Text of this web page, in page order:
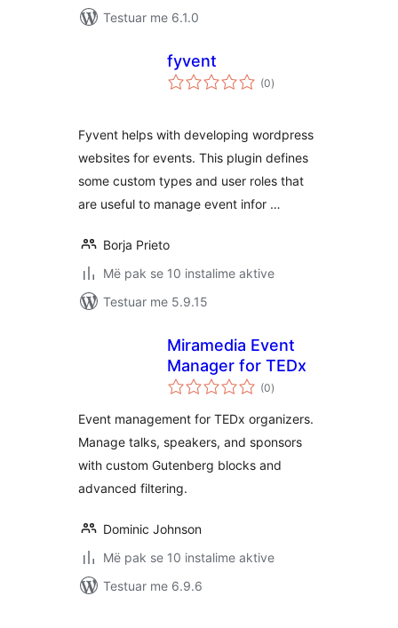
Testuar me 6.1.0
fyvent
(0vlerësime
gjithsej
)
Fyvent helps with developing wordpress
websites for events. This plugin defines
some custom types and user roles that
are useful to manage event infor …
Borja Prieto
Më pak se 10 instalime aktive
Testuar me 5.9.15
Miramedia Event
Manager for TEDx
(0vlerësime
gjithsej
)
Event management for TEDx organizers.
Manage talks, speakers, and sponsors
with custom Gutenberg blocks and
advanced filtering.
Dominic Johnson
Më pak se 10 instalime aktive
Testuar me 6.9.6